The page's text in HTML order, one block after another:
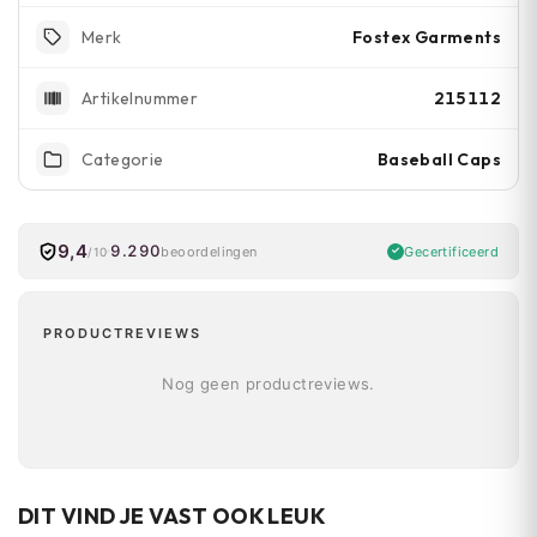
Merk Fostex Garments
Artikelnummer 215112
Categorie Baseball Caps
9,4/10 9.290beoordelingen Gecertificeerd
PRODUCTREVIEWS
Nog geen productreviews.
DIT VIND JE VAST OOK LEUK